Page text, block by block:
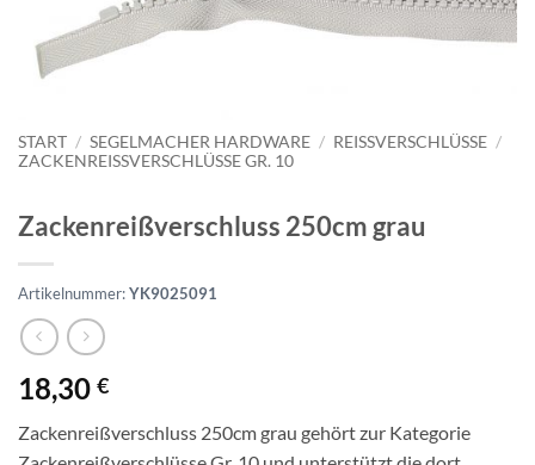
START / SEGELMACHER HARDWARE / REISSVERSCHLÜSSE
/
ZACKENREISSVERSCHLÜSSE GR. 10
Zackenreißverschluss 250cm grau
Artikelnummer:YK9025091
18,30 €
Zackenreißverschluss 250cm grau gehört zur Kategorie